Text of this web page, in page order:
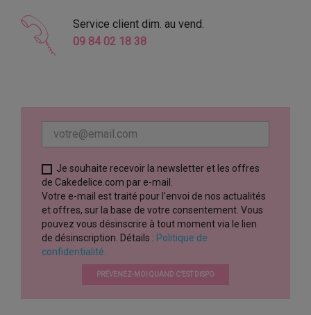
Service client dim. au vend.
09 84 02 18 38
Je souhaite recevoir la newsletter et les offres
de Cakedelice.com par e-mail.
Votre e-mail est traité pour l’envoi de nos actualités
et offres, sur la base de votre consentement. Vous
pouvez vous désinscrire à tout moment via le lien
de désinscription. Détails : Politique de
confidentialité.
PRÉVENEZ-MOI QUAND C’EST DISPO